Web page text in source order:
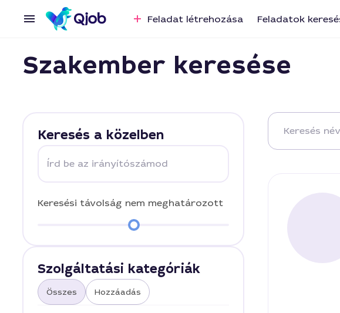
Feladat létrehozása Feladatok
Szakember keresése
Keresés a közelben
Írd be az irányítószámod
Keresési távolság nem meghatározott
Szolgáltatási kategóriák
Összes Hozzáadás